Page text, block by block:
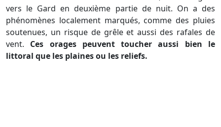
vers le Gard en deuxième partie de nuit. On a des
phénomènes localement marqués, comme des pluies
soutenues, un risque de grêle et aussi des rafales de
vent. Ces orages peuvent toucher aussi bien le
littoral que les plaines ou les reliefs.